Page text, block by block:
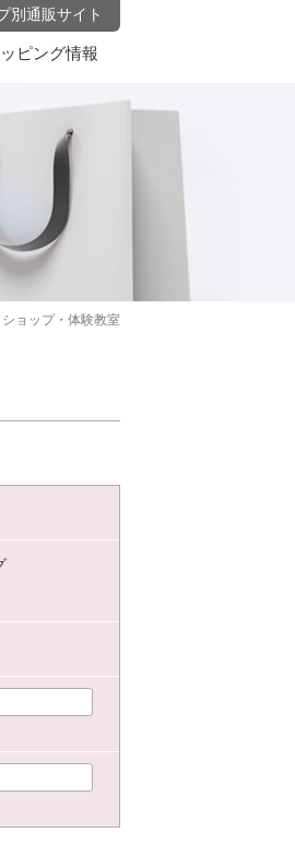
別通販サイト
ピング情報
ョップ・体験教室